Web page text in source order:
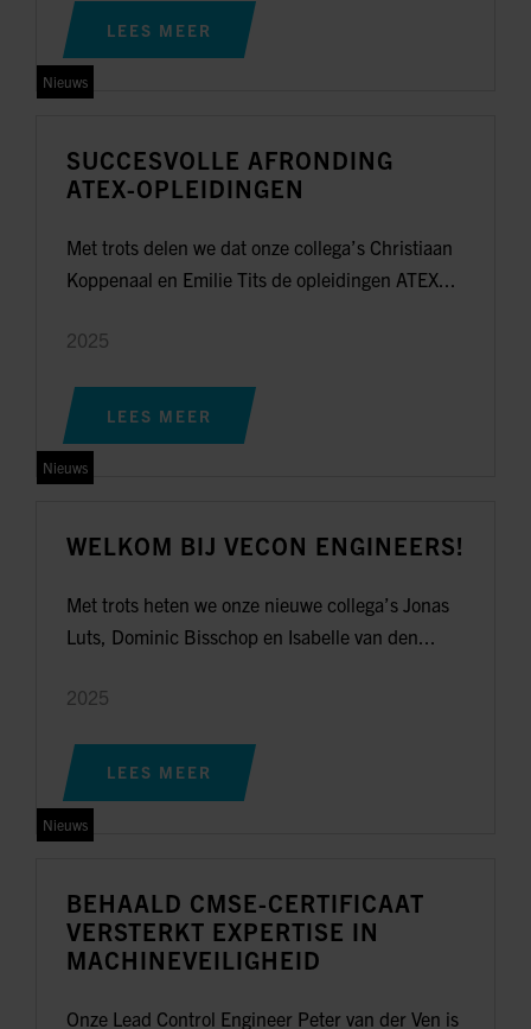
LEES MEER
Nieuws
SUCCESVOLLE AFRONDING
ATEX-OPLEIDINGEN
Met trots delen we dat onze collega’s Christiaan
Koppenaal en Emilie Tits de opleidingen ATEX...
2025
LEES MEER
Nieuws
WELKOM BIJ VECON ENGINEERS!
Met trots heten we onze nieuwe collega’s Jonas
Luts, Dominic Bisschop en Isabelle van den...
2025
LEES MEER
Nieuws
BEHAALD CMSE-CERTIFICAAT
VERSTERKT EXPERTISE IN
MACHINEVEILIGHEID
Onze Lead Control Engineer Peter van der Ven is